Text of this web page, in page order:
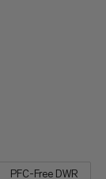
PFC-Free DWR